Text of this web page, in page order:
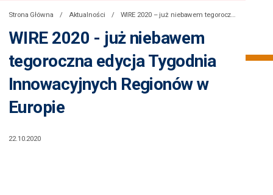
Strona Główna Aktualności WIRE 2020 – już niebawem tegoroczna edycja Tygodnia Innowacyjnych Regionów w Europie
WIRE 2020 - już niebawem
tegoroczna edycja Tygodnia
Innowacyjnych Regionów w
Europie
22.10.2020